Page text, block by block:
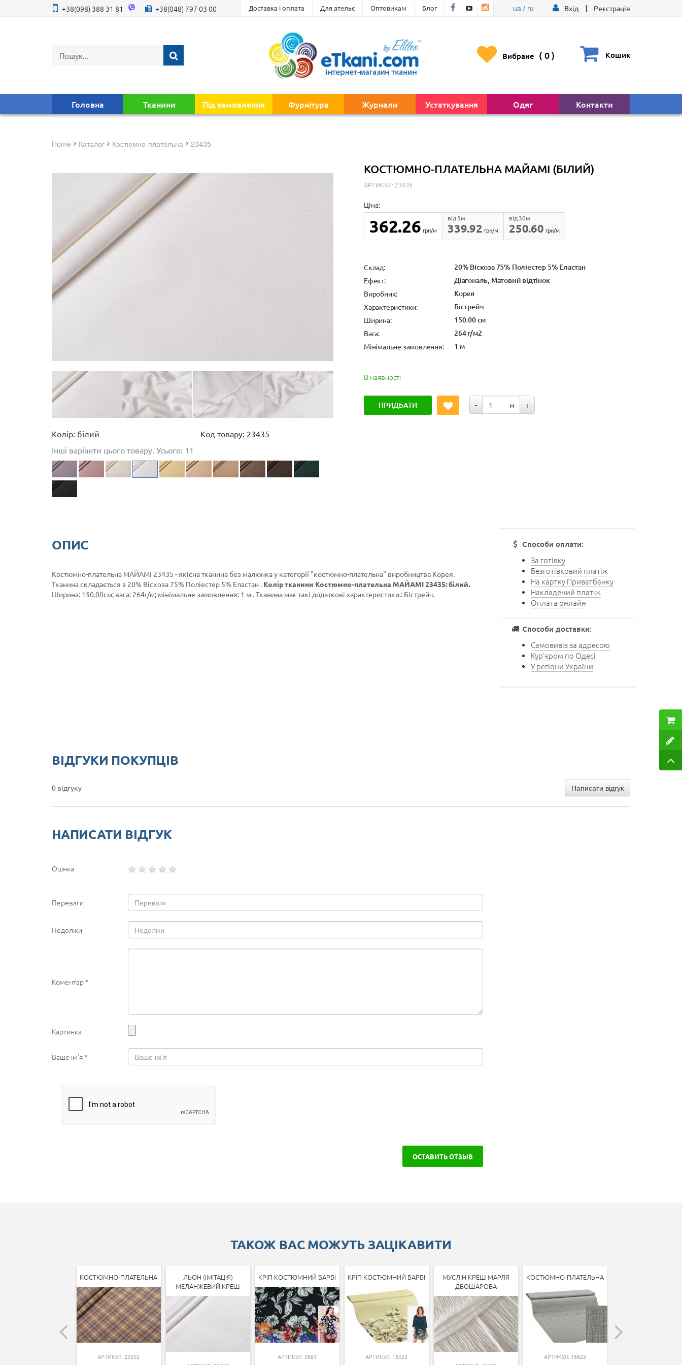
+38(098) 388 31 81 +38(048) 797 03 00 Доставка і оплата Для ательє Оптовикам Блог ua/ ru Вхід Реєстрація
Вибране ( 0) Кошик
Головна Тканини Під замовлення Фурнітура Журнали Устаткування Одяг Контакти
Home Каталог костюмно-плательна 23435
Колір: білий
Код товару: 23435
Інші варіанти цього товару. Усього: 11
КОСТЮМНО-ПЛАТЕЛЬНА МАЙАМІ (БІЛИЙ)
АРТИКУЛ: 23435
Ціна:
362.26 грн/м 339.92
від 5м
грн/м
250.60
від 30м
грн/м
Cклад: 20% Віскоза 75% Поліестер 5% Еластан
Ефект: Діагональ, Матовий відтінок
Виробник: Корея
Характеристики: Бістрейч
Ширина: 150.00 см
Вага: 264 г/м2
Мінімальне замовлення: 1 м
В наявності
ПРИДБАТИ - м +
ОПИС
Костюмно-плательна МАЙАМІ 23435 - якісна тканина без малюнка у категорії "костюмно-плательна" виробництва Корея.
Тканина складається з 20% Віскоза 75% Поліестер 5% Еластан . Колір тканини Костюмно-плательна МАЙАМІ 23435: білий.
Ширина: 150.00см; вага: 264г/м; мінімальне замовлення: 1 м . Тканина має такі додаткові характеристики.: Бістрейч.
Способи оплати:
За готівку
Безготівковий платіж
На картку Приватбанку
Накладений платіж
Оплата онлайн
Способи доставки:
Самовивіз за адресою
Кур'єром по Одесі
У регіони України
ВІДГУКИ ПОКУПЦІВ
0 відгуку Написати відгук
НАПИСАТИ ВІДГУК
Оцінка
Переваги
Недоліки
Коментар*
Картинка
Ваше ім'я*
ОСТАВИТЬ ОТЗЫВ
ТАКОЖ ВАС МОЖУТЬ ЗАЦІКАВИТИ
КОСТЮМНО-ПЛАТЕЛЬНА
АРТИКУЛ: 23502
ЛЬОН (ІМІТАЦІЯ)
МЕЛАНЖЕВИЙ КРЕШ
КРІП КОСТЮМНИЙ БАРБІ
АРТИКУЛ: 9881
КРІП КОСТЮМНИЙ БАРБІ
АРТИКУЛ: 16023
МУСЛІН КРЕШ МАРЛЯ
ДВОШАРОВА
КОСТЮМНО-ПЛАТЕЛЬНА
АРТИКУЛ: 16625